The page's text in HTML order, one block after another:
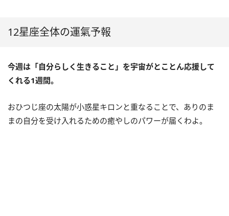
12星座全体の運氣予報
今週は「自分らしく生きること」を宇宙がとことん応援して
くれる1週間。
おひつじ座の太陽が小惑星キロンと重なることで、ありのま
まの自分を受け入れるための癒やしのパワーが届くわよ。